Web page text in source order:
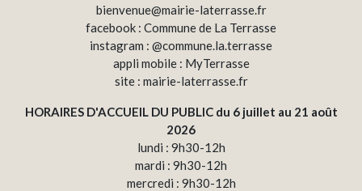
bienvenue@mairie-laterrasse.fr
facebook : Commune de La Terrasse
instagram : @commune.la.terrasse
appli mobile : MyTerrasse
site : mairie-laterrasse.fr
HORAIRES D'ACCUEIL DU PUBLIC du 6 juillet au 21 août
2026
lundi : 9h30-12h
mardi : 9h30-12h
mercredi : 9h30-12h